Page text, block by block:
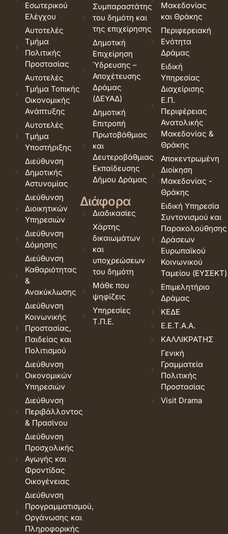
Εσωτερικού
Ελέγχου
Αυτοτελές
Τμήμα
Πολιτικής
Προστασίας
Αυτοτελές
Τμήμα Τοπικής
Οικονομικής
Ανάπτυξης
Αυτοτελές
Τμήμα
Υποστήριξης
Διεύθυνση
Δημοτικής
Αστυνομίας
Διεύθυνση
Διοικητικών
Υπηρεσιών
Διεύθυνση
Δόμησης
Διεύθυνση
Καθαριότητας
&
Ανακύκλωσης
Διεύθυνση
Κοινωνικής
Προστασίας,
Παιδείας και
Πολιτισμού
Διεύθυνση
Οικονομικών
Υπηρεσιών
Διεύθυνση
Περιβάλλοντος
& Πρασίνου
Διεύθυνση
Προσχολικής
Αγωγής και
Φροντίδας
Οικογένειας
Διεύθυνση
Προγραμματισμού,
Οργάνωσης και
Πληροφορικής
Συμπαραστάτης
του δημότη και
της επιχείρησης
Δημοτική
Επιχείρηση
Ύδρευσης –
Αποχέτευσης
Δράμας
(ΔΕΥΑΔ)
Δημοτική
Επιτροπή
Πρωτοβάθμιας
και
Δευτεροβάθμιας
Εκπαίδευσης
Δήμου Δράμας
Διάφορα
Διαδικασίες
Χάρτης
δικαιωμάτων
και
υποχρεώσεων
του δημότη
Μάθε που
ψηφίζεις
Υπηρεσίες
Τ.Π.Ε.
Μακεδονίας
και Θράκης
Περιφερειακή
Ενότητα
Δράμας
Ειδική
Υπηρεσίας
Διαχείρισης
Ε.Π.
Περιφέρειας
Ανατολικής
Μακεδονίας &
Θράκης
Αποκεντρωμένη
Διοίκηση
Μακεδονίας -
Θράκης
Ειδική Υπηρεσία
Συντονισμού και
Παρακολούθησης
Δράσεων
Ευρωπαϊκού
Κοινωνικού
Ταμείου (ΕΥΣΕΚΤ)
Επιμελητήριο
Δράμας
ΚΕΔΕ
Ε.Ε.Τ.Α.Α.
ΚΑΛΛΙΚΡΑΤΗΣ
Γενική
Γραμματεία
Πολιτικής
Προστασίας
Visit Drama